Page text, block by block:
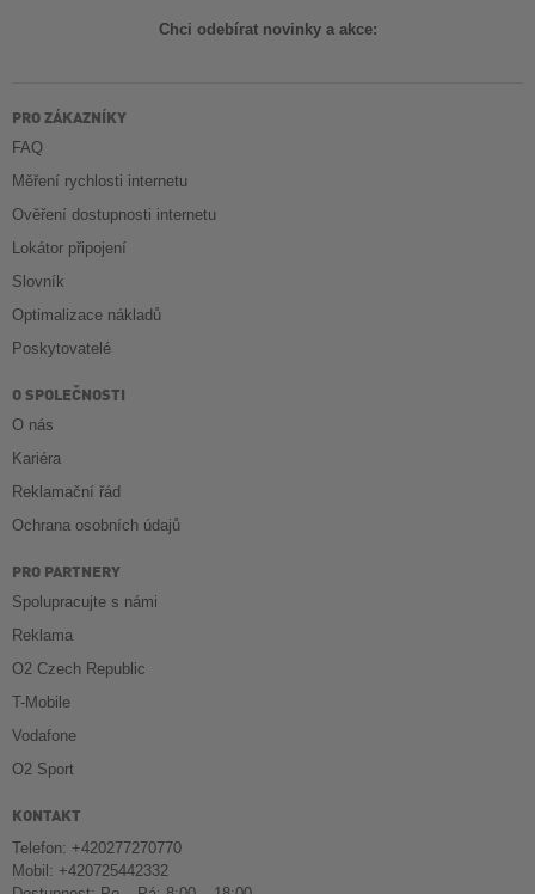
Chci odebírat novinky a akce:
PRO ZÁKAZNÍKY
FAQ
Měření rychlosti internetu
Ověření dostupnosti internetu
Lokátor připojení
Slovník
Optimalizace nákladů
Poskytovatelé
O SPOLEČNOSTI
O nás
Kariéra
Reklamační řád
Ochrana osobních údajů
PRO PARTNERY
Spolupracujte s námi
Reklama
O2 Czech Republic
T-Mobile
Vodafone
O2 Sport
KONTAKT
Telefon: +420277270770
Mobil: +420725442332